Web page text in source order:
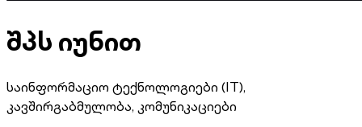
შპს იუნით
საინფორმაციო ტექნოლოგიები (IT),
კავშირგაბმულობა, კომუნიკაციები